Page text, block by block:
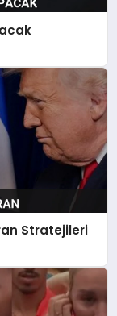
Stratejileri